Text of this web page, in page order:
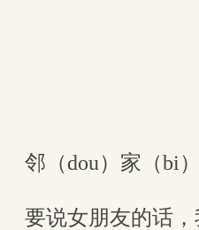
邻（dou）家（bi
要说女朋友的话